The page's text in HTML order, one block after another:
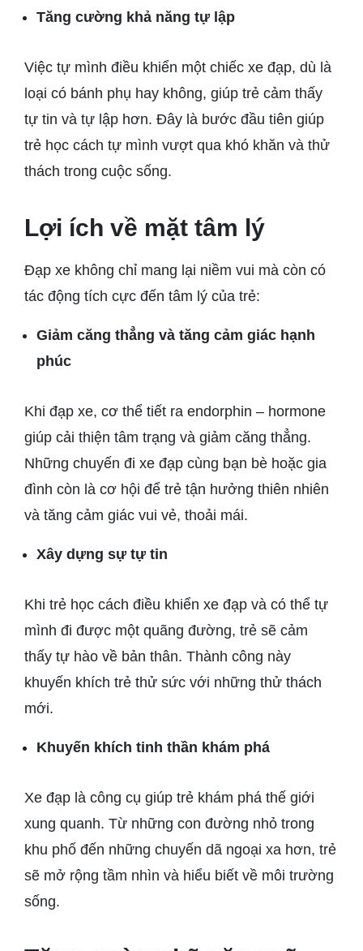
Tăng cường khả năng tự lập
Việc tự mình điều khiển một chiếc xe đạp, dù là
loại có bánh phụ hay không, giúp trẻ cảm thấy
tự tin và tự lập hơn. Đây là bước đầu tiên giúp
trẻ học cách tự mình vượt qua khó khăn và thử
thách trong cuộc sống.
Lợi ích về mặt tâm lý
Đạp xe không chỉ mang lại niềm vui mà còn có
tác động tích cực đến tâm lý của trẻ:
Giảm căng thẳng và tăng cảm giác hạnh
phúc
Khi đạp xe, cơ thể tiết ra endorphin – hormone
giúp cải thiện tâm trạng và giảm căng thẳng.
Những chuyến đi xe đạp cùng bạn bè hoặc gia
đình còn là cơ hội để trẻ tận hưởng thiên nhiên
và tăng cảm giác vui vẻ, thoải mái.
Xây dựng sự tự tin
Khi trẻ học cách điều khiển xe đạp và có thể tự
mình đi được một quãng đường, trẻ sẽ cảm
thấy tự hào về bản thân. Thành công này
khuyến khích trẻ thử sức với những thử thách
mới.
Khuyến khích tinh thần khám phá
Xe đạp là công cụ giúp trẻ khám phá thế giới
xung quanh. Từ những con đường nhỏ trong
khu phố đến những chuyến dã ngoại xa hơn, trẻ
sẽ mở rộng tầm nhìn và hiểu biết về môi trường
sống.